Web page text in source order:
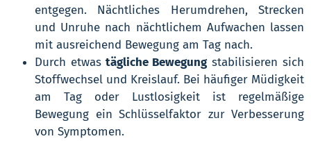
entgegen. Nächtliches Herumdrehen, Strecken
und Unruhe nach nächtlichem Aufwachen lassen
mit ausreichend Bewegung am Tag nach.
Durch etwas tägliche Bewegungstabilisieren sich
Stoffwechsel und Kreislauf. Bei häufiger Müdigkeit
am Tag oder Lustlosigkeit ist regelmäßige
Bewegung ein Schlüsselfaktor zur Verbesserung
von Symptomen.